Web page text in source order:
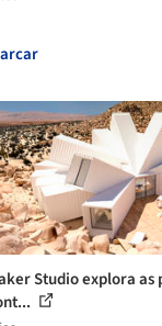
Studio explora